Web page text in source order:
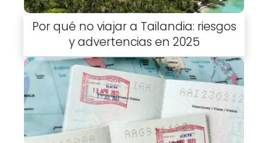
Por qué no viajar a Tailandia: riesgos
y advertencias en 2025